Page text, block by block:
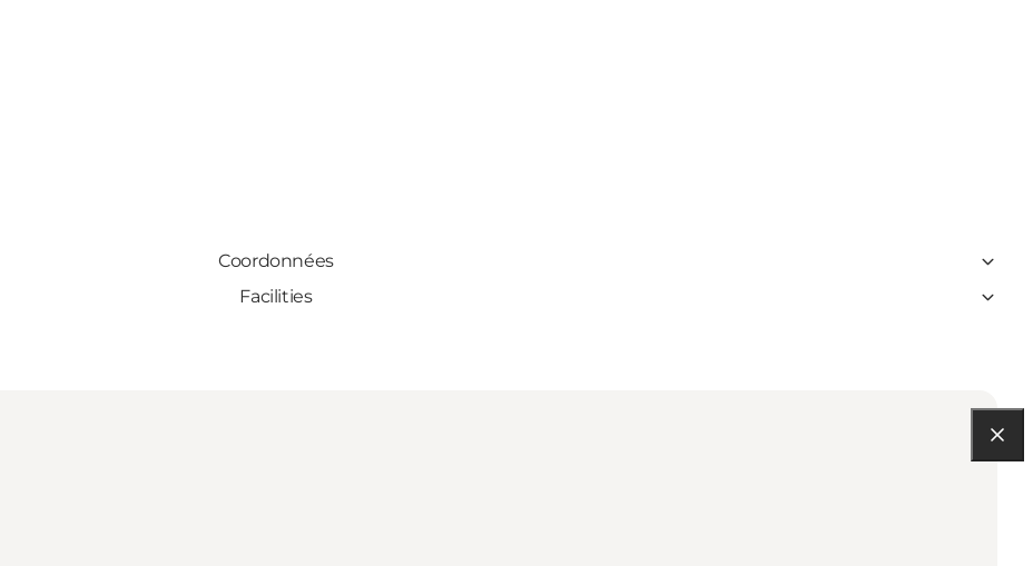
Coordonnées
Facilities